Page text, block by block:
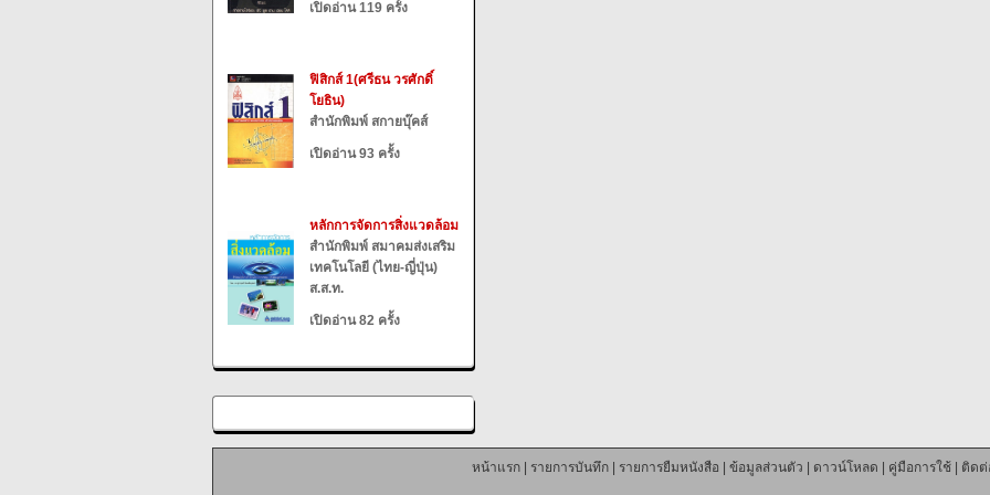
เปิดอ่าน 119 ครั้ง
ฟิสิกส์ 1(ศรีธน วรศักดิ์
โยธิน)
สำนักพิมพ์ สกายบุ๊คส์
เปิดอ่าน 93 ครั้ง
หลักการจัดการสิ่งแวดล้อม
สำนักพิมพ์ สมาคมส่งเสริม
เทคโนโลยี (ไทย-ญี่ปุ่น)
ส.ส.ท.
เปิดอ่าน 82 ครั้ง
หน้าแรก| รายการบันทึก| รายการยืมหนังสือ ข้อมูลส่วนตัว ดาวน์โหลด คู่มือการใช้| ติดต่